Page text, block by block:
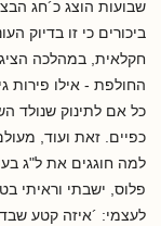
שבועות הוצג כ´חג
ביכורים כי זו בדיוק
חקלאית, במהלכה
החולפת - אילו פירות
כל אם לתינוק שנולד
כפיים. זאת ועוד,
למה חוגגים את ל"ג
פלוס, ישבתי וראיתי
לעצמי: ´איזה קטע